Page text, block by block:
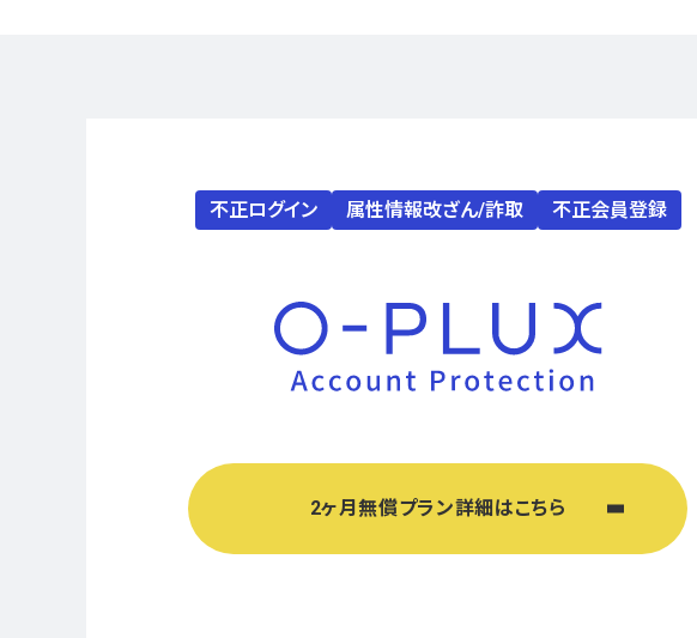
不正ログイン 属性情報改ざん/詐取 不正会員登録
2ヶ月無償プラン詳細はこちら